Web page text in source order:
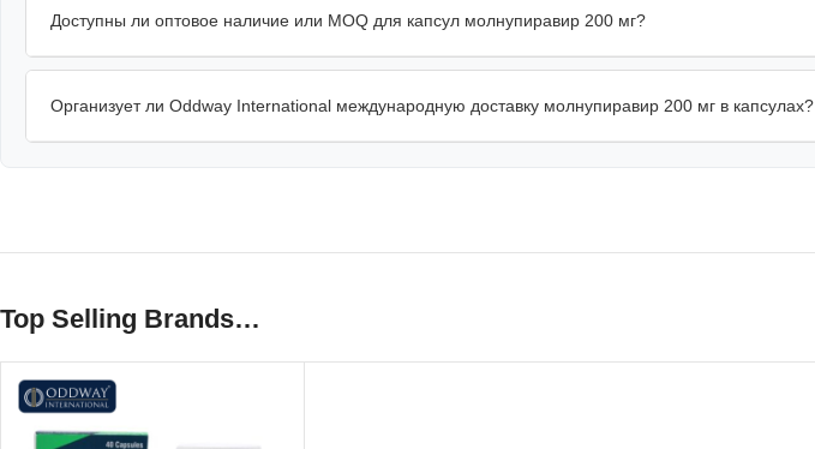
Доступны ли оптовое наличие или MOQ для капсул молнупиравир 200 мг?
Организует ли Oddway International международную доставку молнупиравир 200 мг в капсулах?
Top Selling Brands…